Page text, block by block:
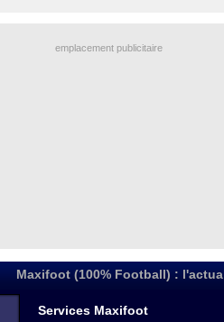
emplacement publicitaire
Maxifoot (100% Football) :
Services Maxifoot